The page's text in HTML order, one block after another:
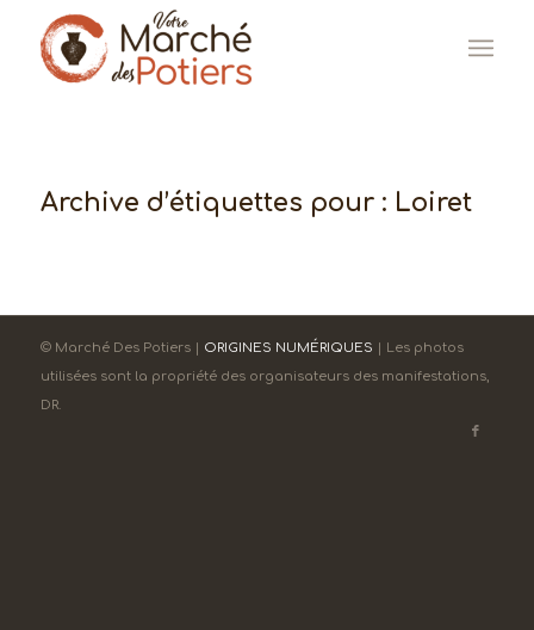
Archive d’étiquettes pour : Loiret
© Marché Des Potiers | ORIGINES NUMÉRIQUES | Les photos
utilisées sont la propriété des organisateurs des manifestations,
DR.